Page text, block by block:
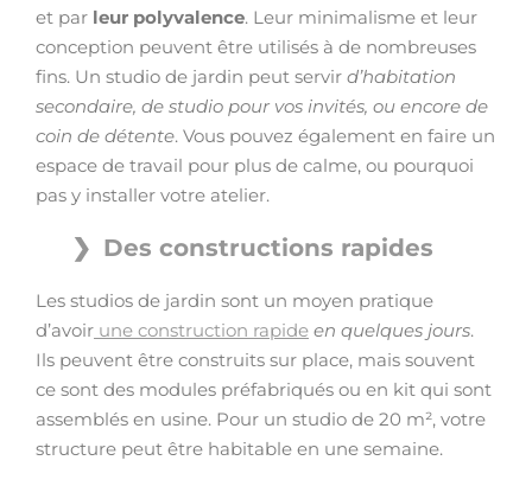
et par leur polyvalence. Leur minimalisme et leur
conception peuvent être utilisés à de nombreuses
fins. Un studio de jardin peut servir d’habitation
secondaire, de studio pour vos invités, ou encore de
coin de détente. Vous pouvez également en faire un
espace de travail pour plus de calme, ou pourquoi
pas y installer votre atelier.
Des constructions rapides
Les studios de jardin sont un moyen pratique
d’avoir une construction rapide en quelques jours.
Ils peuvent être construits sur place, mais souvent
ce sont des modules préfabriqués ou en kit qui sont
assemblés en usine. Pour un studio de 20 m², votre
structure peut être habitable en une semaine.